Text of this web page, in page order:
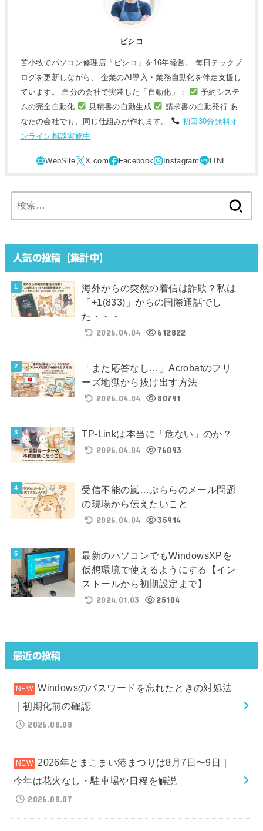
ピシコ
苫小牧でパソコン修理店「ピシコ」を16年経営。 毎日テックブ
ログを更新しながら、 企業のAI導入・業務自動化を伴走支援し
ています。 自分の会社で実装した「自動化」：
予約システ
ムの完全自動化
見積書の自動生成
請求書の自動発行 あ
なたの会社でも、同じ仕組みが作れます。
初回30分無料オ
ンライン相談実施中
索:
人気の投稿【集計中】
海外からの突然の着信は詐欺？私は
「+1(833)」からの国際通話でし
た・・・
2026.04.04
612822
「また応答なし…」Acrobatのフリ
ーズ地獄から抜け出す方法
2026.04.04
80791
TP-Linkは本当に「危ない」のか？
2026.04.04
76093
受信不能の嵐…ぷららのメール問題
の現場から伝えたいこと
2026.04.04
35914
最新のパソコンでもWindowsXPを
仮想環境で使えるようにする【イン
ストールから初期設定まで】
2024.01.03
25104
最近の投稿
Windowsのパスワードを忘れたときの対処法
｜初期化前の確認
2026.08.08
2026年とまこまい港まつりは8月7日〜9日｜
今年は花火なし・駐車場や日程を解説
2026.08.07